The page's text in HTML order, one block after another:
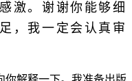
激。谢谢你能够细
，我一定会认真审